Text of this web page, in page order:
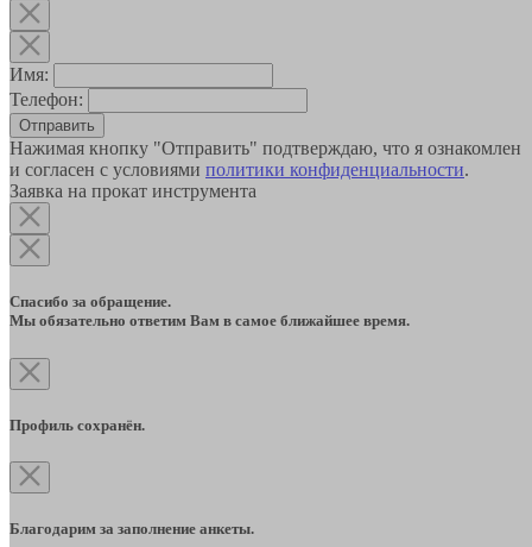
Имя:
Телефон:
Отправить
Нажимая кнопку "Отправить" подтверждаю, что я ознакомлен
и согласен с условиями политики конфиденциальности.
Заявка на прокат инструмента
Спасибо за обращение.
Мы обязательно ответим Вам в самое ближайшее время.
Профиль сохранён.
Благодарим за заполнение анкеты.